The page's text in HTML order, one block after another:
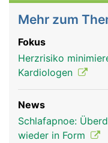
Mehr zum
Fokus
Herzrisiko
Kardiologen
News
Schlafapnoe:
wieder in Form